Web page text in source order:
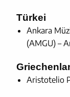
Türkei
Ankara
(AMGU) –
Aristotelio